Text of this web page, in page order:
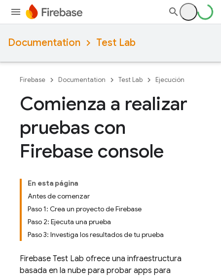
Documentation Test Lab
Firebase Documentation Test Lab Ejecución
Comienza a realizar
pruebas con
Firebase console
En esta página
Antes de comenzar
Paso 1: Crea un proyecto de Firebase
Paso 2: Ejecuta una prueba
Paso 3: Investiga los resultados de tu prueba
Firebase Test Lab ofrece una infraestructura
basada en la nube para probar apps para